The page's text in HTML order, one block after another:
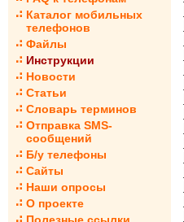
Каталог мобильных
телефонов
Файлы
Инструкции
Новости
Статьи
Словарь терминов
Отправка SMS-
сообщений
Б/у телефоны
Сайты
Наши опросы
О проекте